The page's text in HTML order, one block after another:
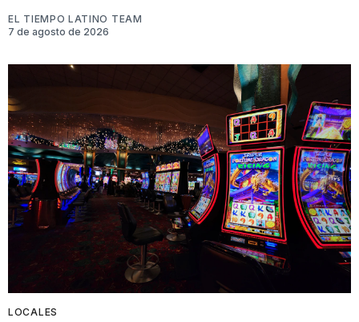
EL TIEMPO LATINO TEAM
7 de agosto de 2026
LOCALES